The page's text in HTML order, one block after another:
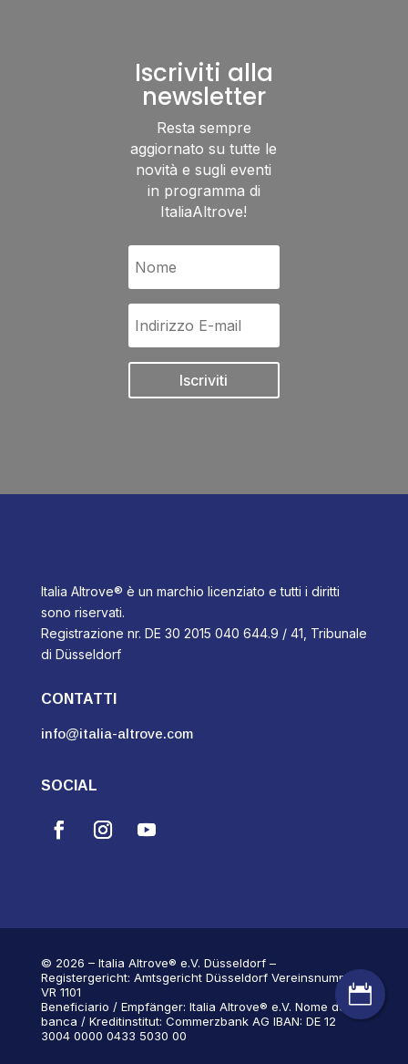

Iscriviti alla
newsletter
Resta sempre
aggiornato su tutte le
novità e sugli eventi
in programma di
ItaliaAltrove!
Iscriviti
Italia Altrove® è un marchio licenziato e tutti i diritti
sono riservati.
Registrazione nr. DE 30 2015 040 644.9 / 41, Tribunale
di Düsseldorf
CONTATTI
info@italia-altrove.com
SOCIAL
© 2026 – Italia Altrove® e.V. Düsseldorf –
Registergericht: Amtsgericht Düsseldorf Vereinsnummer:
VR 1101
Beneficiario / Empfänger: Italia Altrove® e.V. Nome della
banca / Kreditinstitut: Commerzbank AG IBAN: DE 12
3004 0000 0433 5030 00